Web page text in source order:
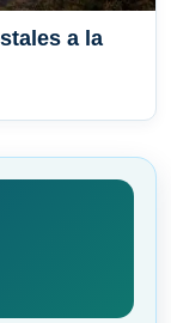
a la